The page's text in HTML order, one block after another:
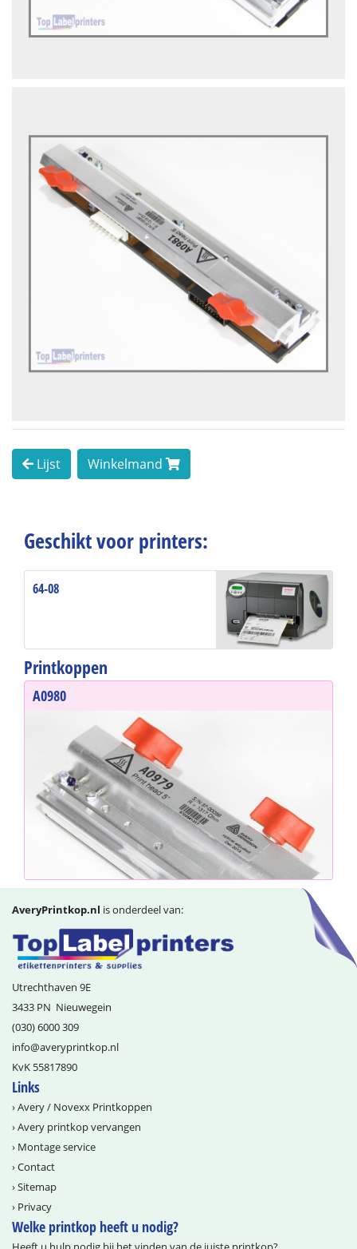
Lijst Winkelmand
Geschikt voor printers:
64-08
Printkoppen
A0980
Previous
AveryPrintkop.nl is onderdeel van:
Utrechthaven 9E
3433 PN Nieuwegein
(030) 6000 309
info@­averyprintkop.nl
KvK 55817890
Links
›Avery / Novexx Printkoppen
›Avery printkop vervangen
› Montage service
›Contact
›Sitemap
› Privacy
Welke printkop heeft u nodig?